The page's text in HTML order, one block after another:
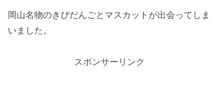
岡山名物のきびだんごとマスカットが出会ってしま
いました。
スポンサーリンク